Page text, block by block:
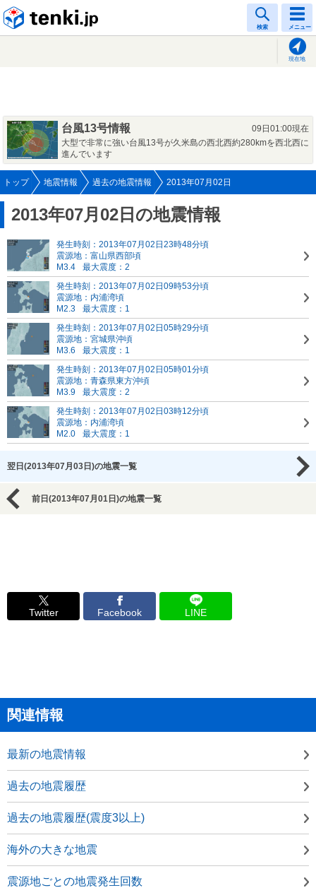
検索 メニュー
現在地
台風13号情報
09日01:00現在
大型で非常に強い台風13号が久米島の西北西約280kmを西北西に
進んでいます
トップ 地震情報 過去の地震情報 2013年07月02日
2013年07月02日の地震情報
発生時刻：2013年07月02日23時48分頃
震源地：富山県西部頃
M3.4
最大震度：2
発生時刻：2013年07月02日09時53分頃
震源地：内浦湾頃
M2.3
最大震度：1
発生時刻：2013年07月02日05時29分頃
震源地：宮城県沖頃
M3.6
最大震度：1
発生時刻：2013年07月02日05時01分頃
震源地：青森県東方沖頃
M3.9
最大震度：2
発生時刻：2013年07月02日03時12分頃
震源地：内浦湾頃
M2.0
最大震度：1
翌日(2013年07月03日)の地震一覧
前日(2013年07月01日)の地震一覧
Twitter Facebook LINE
関連情報
最新の地震情報
過去の地震履歴
過去の地震履歴(震度3以上)
海外の大きな地震
震源地ごとの地震発生回数